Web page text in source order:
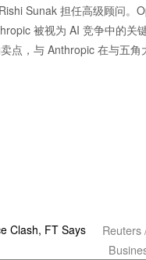
Sunak 担任高级顾问。
被视为 AI 竞争中的关
点，与 Anthropic 在与五角
Clash, FT Says Reuters